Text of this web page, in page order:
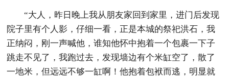
“大人，昨日晚上我从朋友家回到家里，进门后发现
院子里有个人影，仔细一看，正是本城的祭祀洪石，我
正纳闷，刚一声喊他，谁知他怀中抱着一个包裹一下子
跳走不见了，我跑过去，发现墙边有个米缸空了，散了
一地米，但远远不够一缸啊！他抱着包袱而逃，明显就